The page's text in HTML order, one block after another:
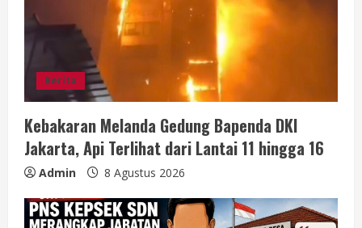
Berita
Kebakaran Melanda Gedung Bapenda DKI
Jakarta, Api Terlihat dari Lantai 11 hingga 16
Admin 8 Agustus 2026